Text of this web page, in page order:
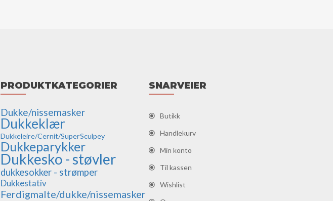
PRODUKTKATEGORIER
Dukke/nissemasker
Dukkeklær
Dukkeleire/Cernit/SuperSculpey
Dukkeparykker
Dukkesko - støvler
dukkesokker - strømper
Dukkestativ
Ferdigmalte/dukke/nissemasker
SNARVEIER
Butikk
Handlekurv
Min konto
Til kassen
Wishlist